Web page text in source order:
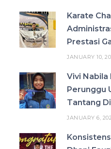
Karate
Prestasi
JANUARY 10,
Vivi
Perunggu
Tantang
JANUARY 6,